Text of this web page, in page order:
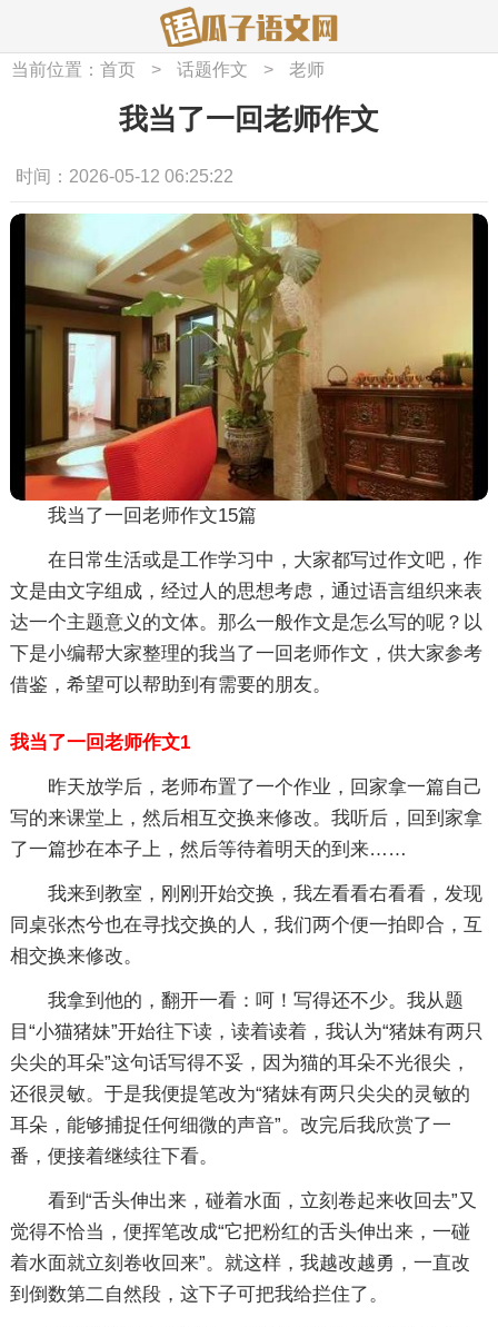
当前位置： 首页 > 话题作文 > 老师
我当了一回老师作文
时间：2026-05-12 06:25:22
我当了一回老师作文15篇
在日常生活或是工作学习中，大家都写过作文吧，作
文是由文字组成，经过人的思想考虑，通过语言组织来表
达一个主题意义的文体。那么一般作文是怎么写的呢？以
下是小编帮大家整理的我当了一回老师作文，供大家参考
借鉴，希望可以帮助到有需要的朋友。
我当了一回老师作文1
昨天放学后，老师布置了一个作业，回家拿一篇自己
写的来课堂上，然后相互交换来修改。我听后，回到家拿
了一篇抄在本子上，然后等待着明天的到来……
我来到教室，刚刚开始交换，我左看看右看看，发现
同桌张杰兮也在寻找交换的人，我们两个便一拍即合，互
相交换来修改。
我拿到他的，翻开一看：呵！写得还不少。我从题
目“小猫猪妹”开始往下读，读着读着，我认为“猪妹有两只
尖尖的耳朵”这句话写得不妥，因为猫的耳朵不光很尖，
还很灵敏。于是我便提笔改为“猪妹有两只尖尖的灵敏的
耳朵，能够捕捉任何细微的声音”。改完后我欣赏了一
番，便接着继续往下看。
看到“舌头伸出来，碰着水面，立刻卷起来收回去”又
觉得不恰当，便挥笔改成“它把粉红的舌头伸出来，一碰
着水面就立刻卷收回来”。就这样，我越改越勇，一直改
到倒数第二自然段，这下子可把我给拦住了。